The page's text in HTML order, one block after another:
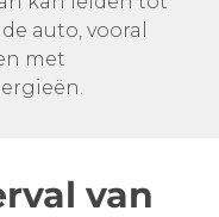
auto, vooral
met
van